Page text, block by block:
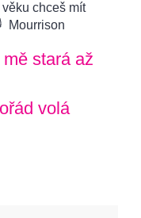
chceš mít
Mourrison
stará až
volá